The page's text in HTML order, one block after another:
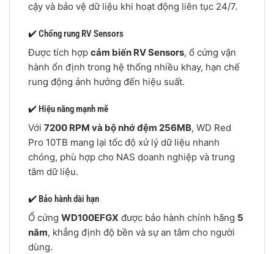
cậy và bảo vệ dữ liệu khi hoạt động liên tục 24/7.
✔️ Chống rung RV Sensors
Được tích hợp cảm biến RV Sensors, ổ cứng vận
hành ổn định trong hệ thống nhiều khay, hạn chế
rung động ảnh hưởng đến hiệu suất.
✔️ Hiệu năng mạnh mẽ
Với 7200 RPM và bộ nhớ đệm 256MB, WD Red
Pro 10TB mang lại tốc độ xử lý dữ liệu nhanh
chóng, phù hợp cho NAS doanh nghiệp và trung
tâm dữ liệu.
✔️ Bảo hành dài hạn
Ổ cứng WD100EFGX được bảo hành chính hãng 5
năm, khẳng định độ bền và sự an tâm cho người
dùng.